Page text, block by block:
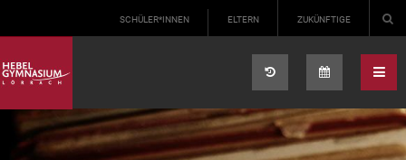
SCHÜLER*INNEN ELTERN ZUKÜNFTIGE